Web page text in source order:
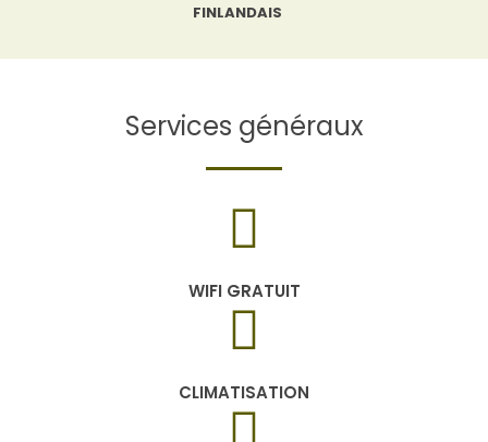
FINLANDAIS
Services généraux
WIFI GRATUIT
CLIMATISATION